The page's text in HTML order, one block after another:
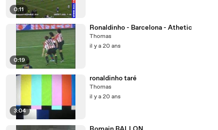
0:11
0:19
Ronaldinho - Barcelona - Athetic
Thomas
il y a 20 ans
3:04
ronaldinho taré
Thomas
il y a 20 ans